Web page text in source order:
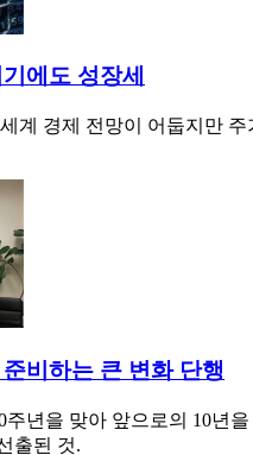
에도 성장세
계 경제 전망이 어둡지만
비하는 큰 변화 단행
주년을 맞아 앞으로의 10년
출된 것.